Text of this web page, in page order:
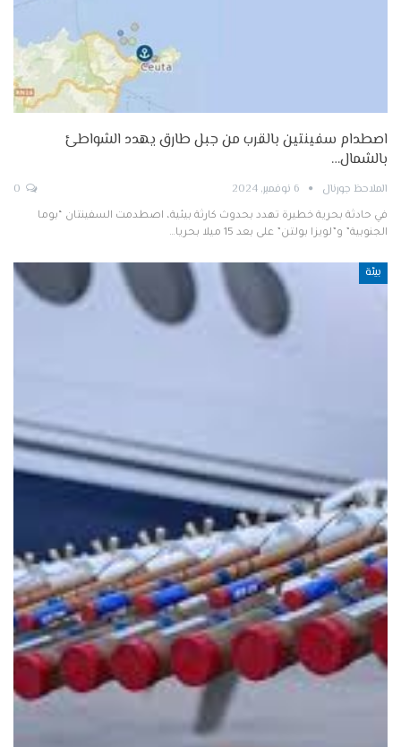
اصطدام سفينتين بالقرب من جبل طارق يهدد الشواطئ
بالشمال…
الملاحظ جورنال 6 نوفمبر, 2024
في حادثة بحرية خطيرة تهدد بحدوث كارثة بيئية، اصطدمت السفينتان “بوما
الجنوبية” و”لويزا بولتن” على بعد 15 ميلا بحريا…
بيئة